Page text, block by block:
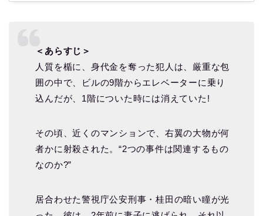
＜あらすじ＞
人質を楯に、身代金を奪った犯人は、厳重な包
囲の中で、ビルの9階からエレベーターに乗り
込んだが、1階についた時には消えていた!
その頃、近くのマンションで、右翼の大物が何
者かに射殺された。“2つの事件は関連するもの
なのか?”
居合わせた警視庁公安刑事・桂田の暗い瞳が光